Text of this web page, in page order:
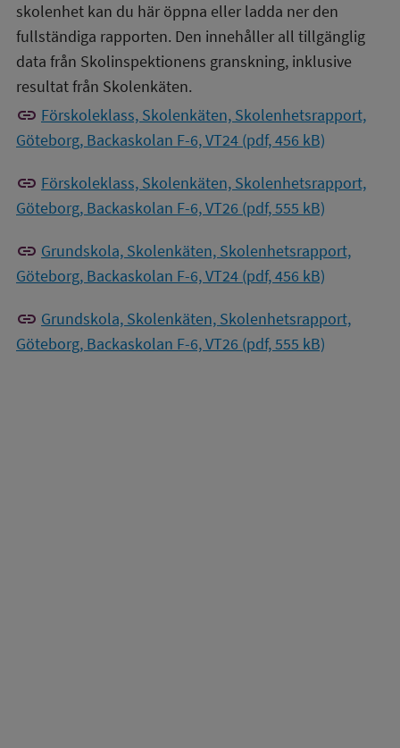
skolenhet kan du här öppna eller ladda ner den
fullständiga rapporten. Den innehåller all tillgänglig
data från Skolinspektionens granskning, inklusive
resultat från Skolenkäten.
link Förskoleklass, Skolenkäten, Skolenhetsrapport,
Göteborg, Backaskolan F-6, VT24 (pdf, 456 kB)
link Förskoleklass, Skolenkäten, Skolenhetsrapport,
Göteborg, Backaskolan F-6, VT26 (pdf, 555 kB)
link Grundskola, Skolenkäten, Skolenhetsrapport,
Göteborg, Backaskolan F-6, VT24 (pdf, 456 kB)
link Grundskola, Skolenkäten, Skolenhetsrapport,
Göteborg, Backaskolan F-6, VT26 (pdf, 555 kB)